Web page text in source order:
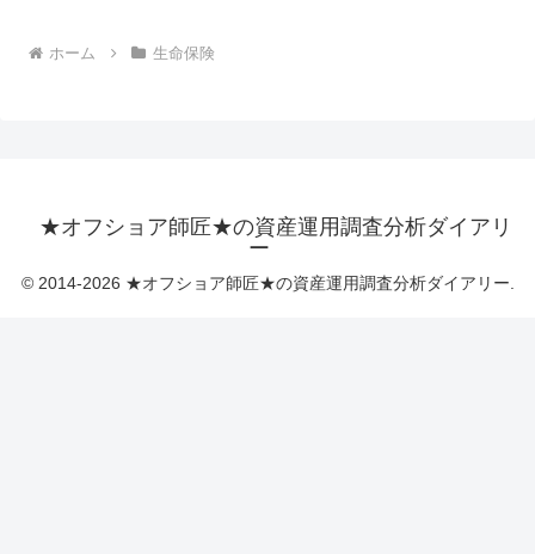
ホーム 生命保険
★オフショア師匠★の資産運用調査分析ダイアリ
ー
© 2014-2026 ★オフショア師匠★の資産運用調査分析ダイアリー.